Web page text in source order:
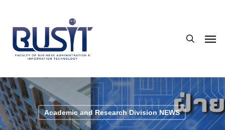
main
content
Academic and Research Division NEWS